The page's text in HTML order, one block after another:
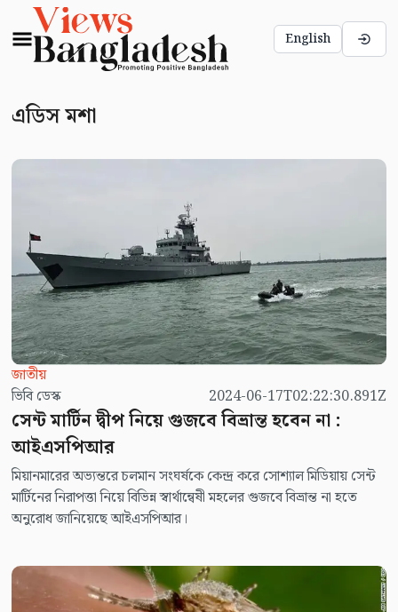
English
এডিস মশা
জাতীয়
ভিবি ডেস্ক
2024-06-17T02:22:30.891Z
সেন্ট মার্টিন দ্বীপ নিয়ে গুজবে বিভ্রান্ত হবেন না :
আইএসপিআর
মিয়ানমারের অভ্যন্তরে চলমান সংঘর্ষকে কেন্দ্র করে সোশ্যাল মিডিয়ায় সেন্ট
মার্টিনের নিরাপত্তা নিয়ে বিভিন্ন স্বার্থান্বেষী মহলের গুজবে বিভ্রান্ত না হতে
অনুরোধ জানিয়েছে আইএসপিআর।